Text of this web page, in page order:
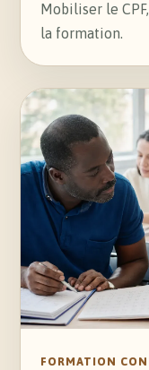
Mobiliser le
la formation.
FORMATION